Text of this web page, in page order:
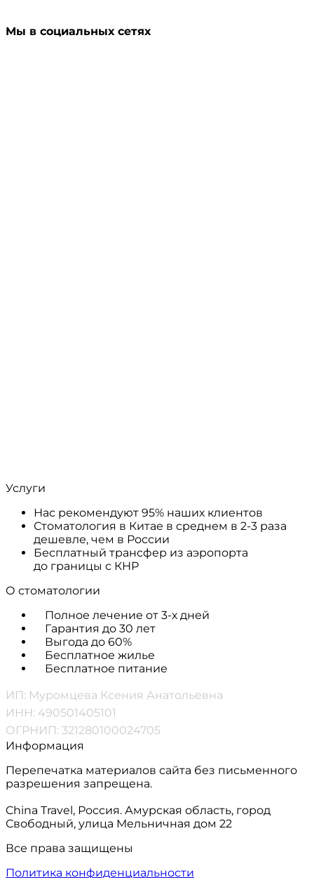
Мы в социальных сетях
Услуги
Нас рекомендуют 95% наших клиентов
Стоматология в Китае в среднем в 2-3 раза
дешевле, чем в России
Бесплатный трансфер из аэропорта
до границы с КНР
О стоматологии
Полное лечение от 3-х дней
Гарантия до 30 лет
Выгода до 60%
Бесплатное жилье
Бесплатное питание
ИП: Муромцева Ксения Анатольевна
ИНН: 490501405101
ОГРНИП: 321280100024705
Информация
Перепечатка материалов сайта без письменного
разрешения запрещена.
China Travel, Россия. Амурская область, город
Свободный, улица Мельничная дом 22
Все права защищены
Политика конфиденциальности